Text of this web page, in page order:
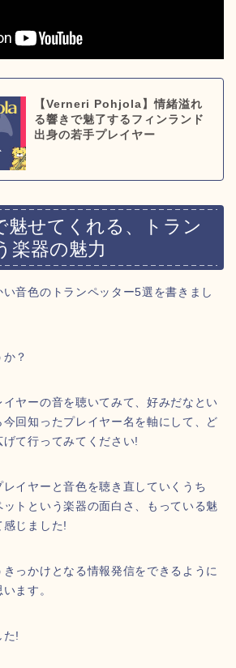
【Verneri Pohjola】情緒溢れ
る響きで魅了するフィンランド
出身の若手プレイヤー
魅せてくれる、トラン
楽器の魅力
音色のトランペッター5選を書きまし
？
ヤーの音を聴いてみて、好みだなとい
今回知ったプレイヤー名を軸にして、ど
て行ってみてください!
イヤーと音色を聴き直していくうち
トという楽器の面白さ、もっている魅
感じました!
っかけとなる情報発信をできるように
ます。
た!